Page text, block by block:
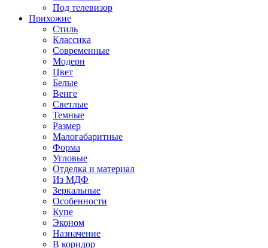
Под телевизор
Прихожие
Стиль
Классика
Современные
Модерн
Цвет
Белые
Венге
Светлые
Темные
Размер
Малогабаритные
Форма
Угловые
Отделка и материал
Из МДФ
Зеркальные
Особенности
Купе
Эконом
Назначение
В коридор